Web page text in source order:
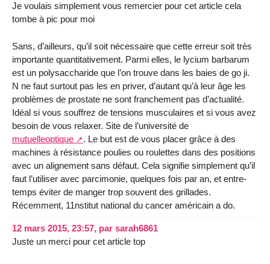
Je voulais simplement vous remercier pour cet article cela
tombe à pic pour moi
Sans, d’ailleurs, qu’il soit nécessaire que cette erreur soit très
importante quantitativement. Parmi elles, le lycium barbarum
est un polysaccharide que l’on trouve dans les baies de go ji.
N ne faut surtout pas les en priver, d’autant qu’à leur âge les
problèmes de prostate ne sont franchement pas d’actualité.
Idéal si vous souffrez de tensions musculaires et si vous avez
besoin de vous relaxer. Site de l’université de
mutuelleoptique
. Le but est de vous placer grâce à des
machines à résistance poulies ou roulettes dans des positions
avec un alignement sans défaut. Cela signifie simplement qu’il
faut l’utiliser avec parcimonie, quelques fois par an, et entre-
temps éviter de manger trop souvent des grillades.
Récemment, 11nstitut national du cancer américain a do.
12 mars 2015, 23:57, par sarah6861
Juste un merci pour cet article top